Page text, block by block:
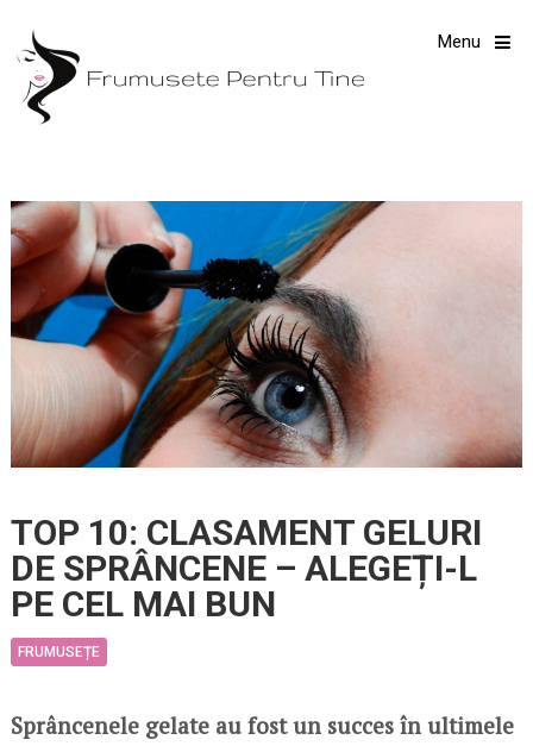
Menu
TOP 10: CLASAMENT GELURI
DE SPRÂNCENE – ALEGEȚI-L
PE CEL MAI BUN
FRUMUSEȚE
Sprâncenele gelate au fost un succes în ultimele